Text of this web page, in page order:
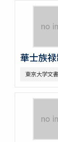
華士族
東京大学文